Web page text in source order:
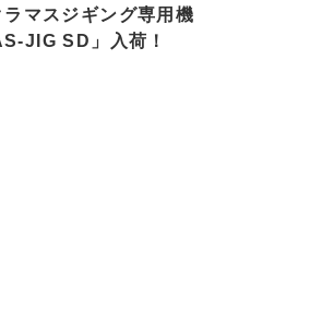
マスジギング専用機
JIG SD」入荷！